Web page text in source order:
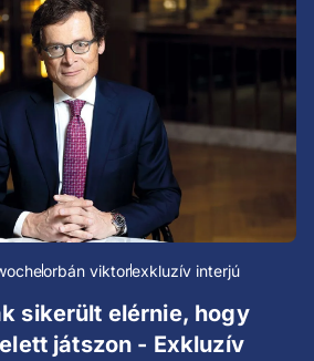
orbán viktorexkluzív interjú
sikerült elérnie, hogy
játszon - Exkluzív